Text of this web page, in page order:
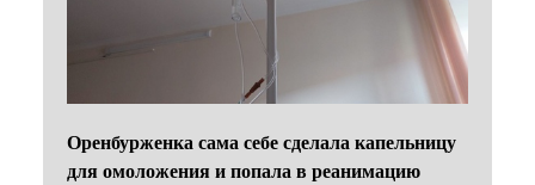
Оренбурженка сама себе сделала капельницу
для омоложения и попала в реанимацию